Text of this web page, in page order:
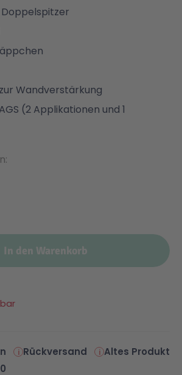
Doppelspitzer
Wandverstärkung
(2 Applikationen und 1
In den Warenkorb
Rückversand
Altes Produkt